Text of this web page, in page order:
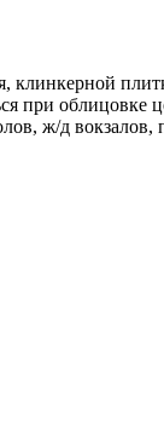
клинкерной
при облицовке
ж/д вокзалов,